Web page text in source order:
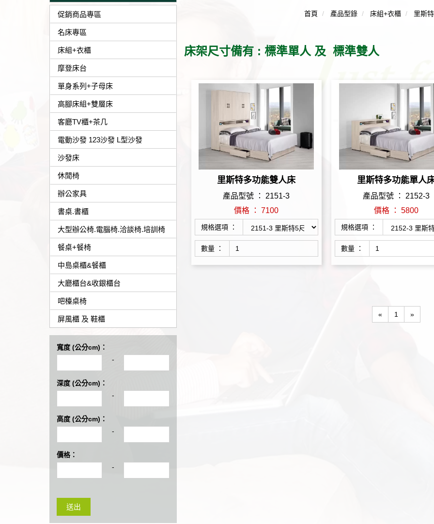
促銷商品專區
名床專區
床組+衣櫃
摩登床台
單身系列+子母床
高腳床組+雙層床
客廳TV櫃+茶几
電動沙發 123沙發 L型沙發
沙發床
休閒椅
辦公家具
書桌.書櫃
大型辦公椅.電腦椅.洽談椅.培訓椅
餐桌+餐椅
中島桌櫃&餐櫃
大廳櫃台&收銀櫃台
吧檯桌椅
屏風櫃 及 鞋櫃
寬度 (公分cm)：
-
深度 (公分cm)：
-
高度 (公分cm)：
-
價格：
-
送出
首頁 產品型錄 床組+衣櫃 里斯
床架尺寸備有 : 標準單人 及 標準雙人
里斯特多功能雙人床
產品型號 ： 2151-3
價格 ： 7100
規格選項 ：
數量 ：
里斯特多功能單人
產品型號 ： 2152-3
價格 ： 5800
規格選項 ：
數量 ：
« 1 »